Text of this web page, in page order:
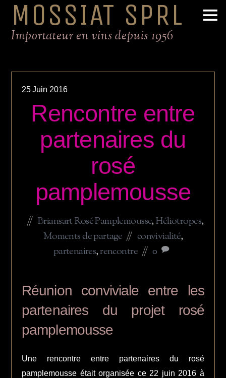
MOSSIAT SPRL
Importateur en vins depuis 1956
25 Juin 2016
Rencontre entre
partenaires du
rosé
pamplemousse
Briansart Rosé Pamplemousse,Héliotropes,
Moments de partage
convivialité,
partenaires,rencontre 0
Réunion conviviale entre les
partenaires du projet rosé
pamplemousse
Une rencontre entre partenaires du rosé
pamplemousse était organisée ce 22 juin 2016 à